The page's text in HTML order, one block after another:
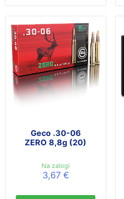
Geco .30-06
ZERO 8,8g (20)
Na zalogi
3,67 €